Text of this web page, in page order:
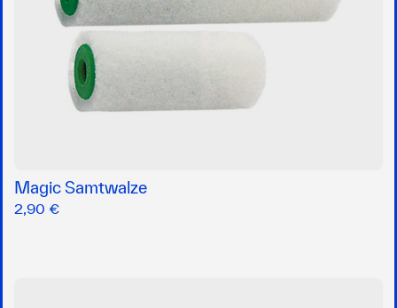
Magic Samtwalze
2,90 €